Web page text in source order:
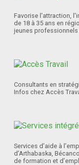
Favorise l'attraction,
de 18 à 35 ans en
jeunes professionnels
Consultants en
Infos chez Accès
Services d’aide à
d’Arthabaska,
de formation et